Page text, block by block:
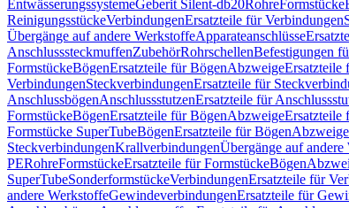
EntwässerungssystemeGeberit Silent-db20RohreFormstücke
ReinigungsstückeVerbindungenErsatzteile für Verbindungen
Übergänge auf andere WerkstoffeApparateanschlüsse
AnschlusssteckmuffenZubehörRohrschellenBefestigungen
FormstückeBögenErsatzteile für BögenAbzweigeErsatzteile
VerbindungenSteckverbindungenErsatzteile für
AnschlussbögenAnschlussstutzenErsatzteile für
FormstückeBögenErsatzteile für BögenAbzweigeErsatzteile
Formstücke SuperTubeBögenErsatzteile für BögenAbzweige
SteckverbindungenKrallverbindungenÜbergänge auf andere
PERohreFormstückeErsatzteile für FormstückeBögen
SuperTubeSonderformstückeVerbindungenErsatzteile für
andere WerkstoffeGewindeverbindungenErsatzteile für